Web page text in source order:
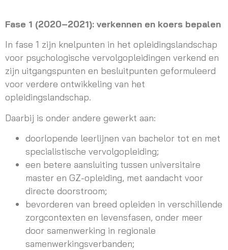
Fase 1 (2020–2021): verkennen en koers bepalen
In fase 1 zijn knelpunten in het opleidingslandschap
voor psychologische vervolgopleidingen verkend en
zijn uitgangspunten en besluitpunten geformuleerd
voor verdere ontwikkeling van het
opleidingslandschap.
Daarbij is onder andere gewerkt aan:
doorlopende leerlijnen van bachelor tot en met
specialistische vervolgopleiding;
een betere aansluiting tussen universitaire
master en GZ-opleiding, met aandacht voor
directe doorstroom;
bevorderen van breed opleiden in verschillende
zorgcontexten en levensfasen, onder meer
door samenwerking in regionale
samenwerkingsverbanden;